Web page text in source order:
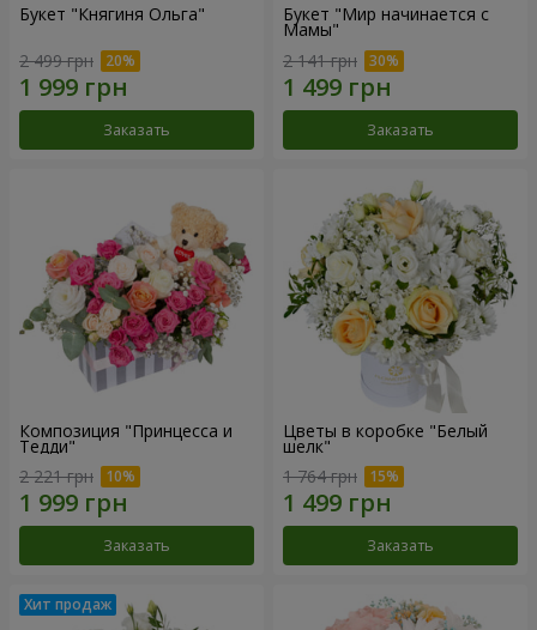
Букет "Княгиня Ольга"
2 499 грн
Заказать
Букет "Мир начинается с
Мамы"
2 141 грн
Заказать
Композиция "Принцесса и
Тедди"
2 221 грн
Заказать
Цветы в коробке "Белый
шелк"
1 764 грн
Заказать